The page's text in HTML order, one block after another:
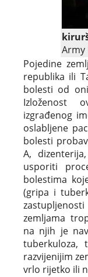
Army
Pojedine
republika ili
bolesti od
Izloženost
izgrađenog
oslabljene
bolesti
A,
usporiti
bolestima
(gripa i
zemljama
na njih je
tuberkuloza,
razvijenijim
vrlo rijetko ili